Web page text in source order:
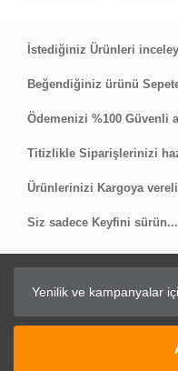
İstediğiniz Ürünleri
Beğendiğiniz ürünü
Ödemenizi %100 Güvenli
Titizlikle Siparişlerinizi
Ürünlerinizi Kargoya
Siz sadece Keyfini sürün...